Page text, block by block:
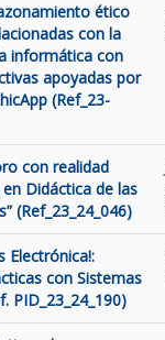
ético
con la
informática con
apoyadas por
(Ref_23-
con realidad
Didáctica de las
(Ref_23_24_046)
Electrónica!:
con Sistemas
PID_23_24_190)